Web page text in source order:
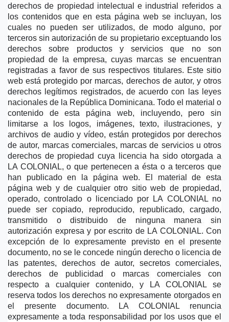
derechos de propiedad intelectual e industrial referidos a
los contenidos que en esta página web se incluyan, los
cuales no pueden ser utilizados, de modo alguno, por
terceros sin autorización de su propietario exceptuando los
derechos sobre productos y servicios que no son
propiedad de la empresa, cuyas marcas se encuentran
registradas a favor de sus respectivos titulares. Este sitio
web está protegido por marcas, derechos de autor, y otros
derechos legítimos registrados, de acuerdo con las leyes
nacionales de la República Dominicana. Todo el material o
contenido de esta página web, incluyendo, pero sin
limitarse a los logos, imágenes, texto, ilustraciones, y
archivos de audio y vídeo, están protegidos por derechos
de autor, marcas comerciales, marcas de servicios u otros
derechos de propiedad cuya licencia ha sido otorgada a
LA COLONIAL, o que pertenecen a ésta o a terceros que
han publicado en la página web. El material de esta
página web y de cualquier otro sitio web de propiedad,
operado, controlado o licenciado por LA COLONIAL no
puede ser copiado, reproducido, republicado, cargado,
transmitido o distribuido de ninguna manera sin
autorización expresa y por escrito de LA COLONIAL. Con
excepción de lo expresamente previsto en el presente
documento, no se le concede ningún derecho o licencia de
las patentes, derechos de autor, secretos comerciales,
derechos de publicidad o marcas comerciales con
respecto a cualquier contenido, y LA COLONIAL se
reserva todos los derechos no expresamente otorgados en
el presente documento. LA COLONIAL renuncia
expresamente a toda responsabilidad por los usos que el